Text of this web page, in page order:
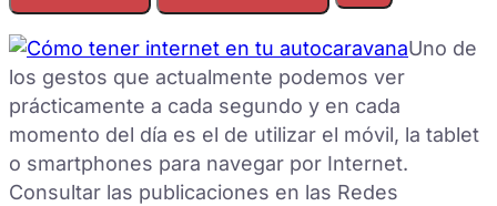
Uno de
los gestos que actualmente podemos ver
prácticamente a cada segundo y en cada
momento del día es el de utilizar el móvil, la tablet
o smartphones para navegar por Internet.
Consultar las publicaciones en las Redes